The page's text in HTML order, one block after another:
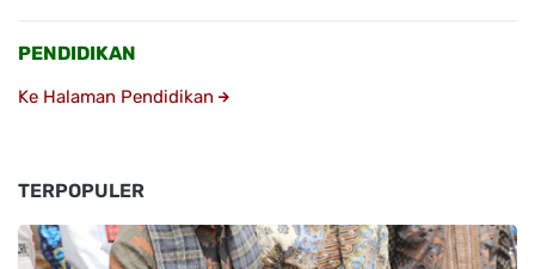
PENDIDIKAN
Ke Halaman Pendidikan
TERPOPULER